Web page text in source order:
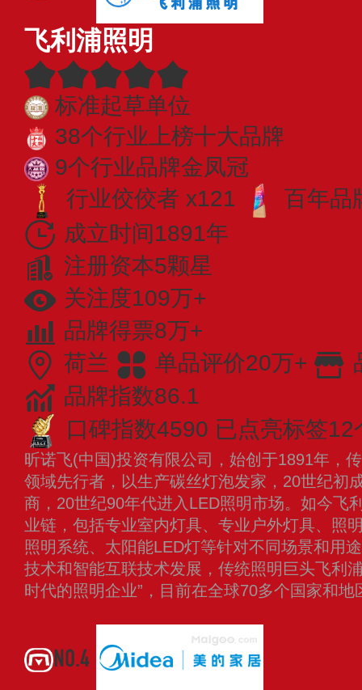
飞利浦照明
标准起草单位
38个行业上榜十大品牌
9个行业品牌金凤冠
行业佼佼者 x121
百年品
成立时间1891年
注册资本5颗星
关注度109万+
品牌得票8万+
荷兰
单品评价20万+
品牌指数86.1
口碑指数4590 已点亮标签12
昕诺飞(中国)投资有限公司，始创于1891年，
领域先行者，以生产碳丝灯泡发家，20世纪初
商，20世纪90年代进入LED照明市场。如今飞
业链，包括专业室内灯具、专业户外灯具、照
照明系统、太阳能LED灯等针对不同场景和用
技术和智能互联技术发展，传统照明巨头飞利
时代的照明企业”，目前在全球70多个国家和
NO.4